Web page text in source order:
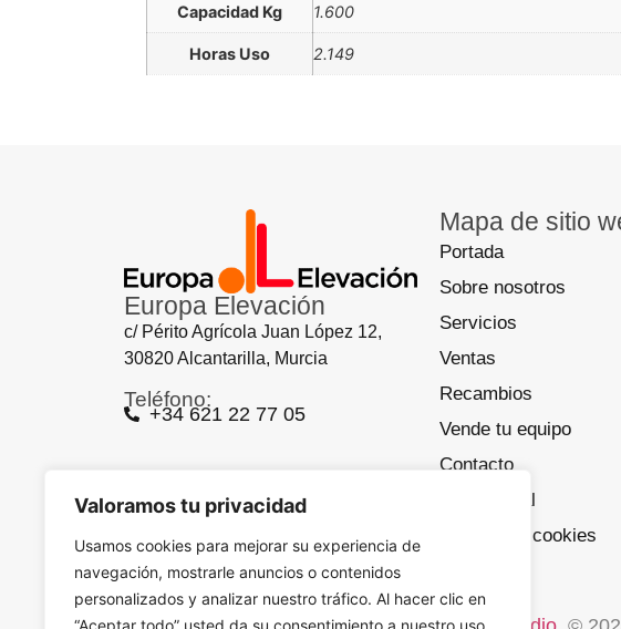
Valoramos tu privacidad
Usamos cookies para mejorar su experiencia de
navegación, mostrarle anuncios o contenidos
personalizados y analizar nuestro tráfico. Al hacer clic en
“Aceptar todo” usted da su consentimiento a nuestro uso
Capacidad Kg 1.600
Horas Uso 2.149
Europa Elevación
c/ Périto Agrícola Juan López 12,
30820 Alcantarilla, Murcia
Teléfono:
+34 621 22 77 05
Mapa de sitio
Portada
Sobre nosotros
Servicios
Ventas
Recambios
Vende tu equipo
Contacto
Aviso Legal
Política de cookies